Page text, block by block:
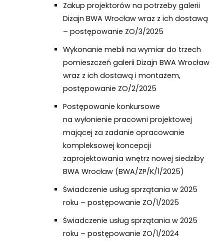
Zakup projektorów na potrzeby galerii
Dizajn BWA Wrocław wraz z ich dostawą
– postępowanie ZO/3/2025
Wykonanie mebli na wymiar do trzech
pomieszczeń galerii Dizajn BWA Wrocław
wraz z ich dostawą i montażem,
postępowanie ZO/2/2025
Postępowanie konkursowe
na wyłonienie pracowni projektowej
mającej za zadanie opracowanie
kompleksowej koncepcji
zaprojektowania wnętrz nowej siedziby
BWA Wrocław (BWA/ZP/K/1/2025)
Świadczenie usług sprzątania w 2025
roku – postępowanie ZO/1/2025
Świadczenie usług sprzątania w 2025
roku – postępowanie ZO/1/2024